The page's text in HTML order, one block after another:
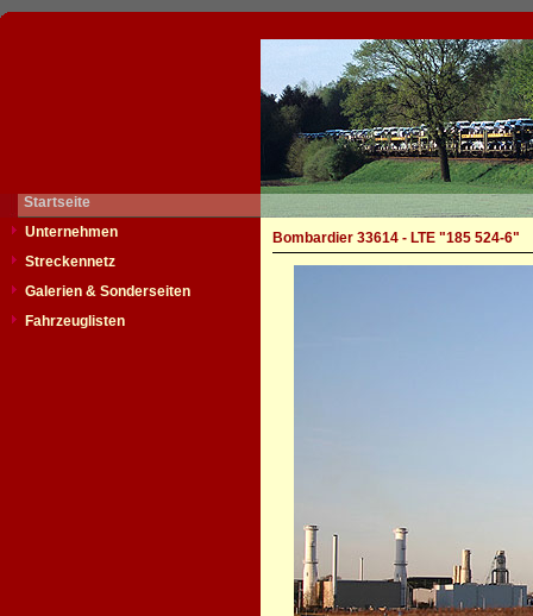
Startseite
Unternehmen
Streckennetz
Galerien & Sonderseiten
Fahrzeuglisten
Bombardier 33614 - LTE "185 524-6"